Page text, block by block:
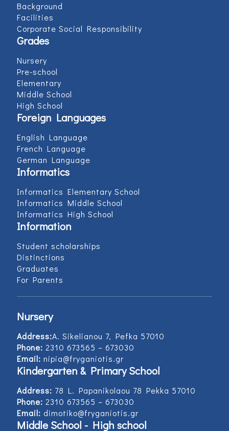
Background
Facilities
Corporate Social Responsibility
Grades
Nursery
Pre-school
Elementary
Middle School
High School
Foreign Languages
English Language
French Language
German Language
Informatics
Informatics Elementary School
Informatics Middle School
Informatics High School
Information
Student scholarships
Distinctions
Graduates
For Parents
Nursery
Address:Α. Sikelianou 7, Pefka 57010
Phone: 2310 673565 – 673030
Email: nipia@fryganiotis.gr
Kindergarten & Primary School
Address: 78 L. Papanikolaou 78 Pekka 57010
Phone: 2310 673565 – 673030
Email: dimotiko@fryganiotis.gr
Middle School - High school